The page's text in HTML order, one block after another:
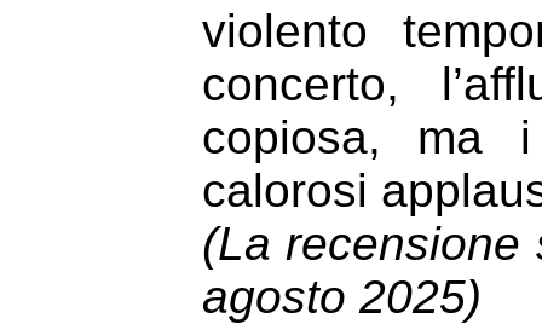
violento
concerto,
copiosa, ma
calorosi
(La
agosto 2025)